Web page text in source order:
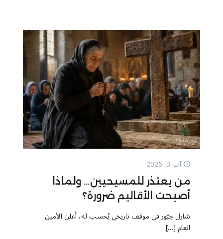
آب 3, 2026
من يعتذر للمسيحيين… ولماذا
أصبحت الأقاليم ضرورة؟
شارل جبّور في موقف تاريخي يُحسب له، أعلن الأمين
العام[…]